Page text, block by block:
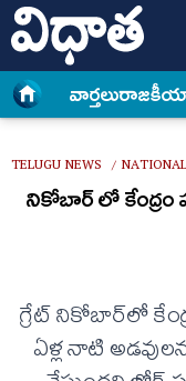
వార్త‌లు
TELUGU NEWS / NATIONAL
నికోబార్ లో కేంద్రం
గ్రేట్ నికోబార్‌లో
ఏళ్ల నాటి